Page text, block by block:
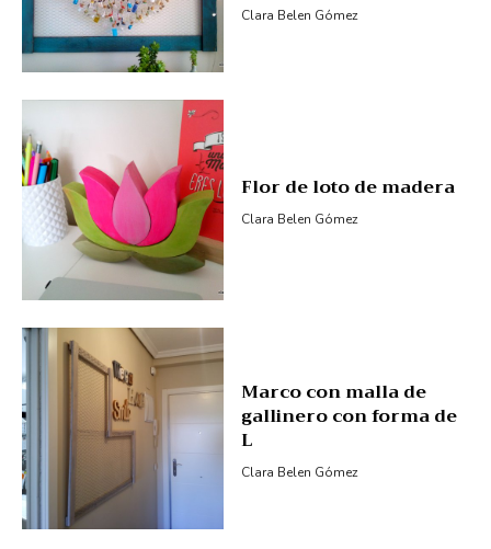
Clara Belen Gómez
Flor de loto de madera
Clara Belen Gómez
Marco con malla de
gallinero con forma de
L
Clara Belen Gómez